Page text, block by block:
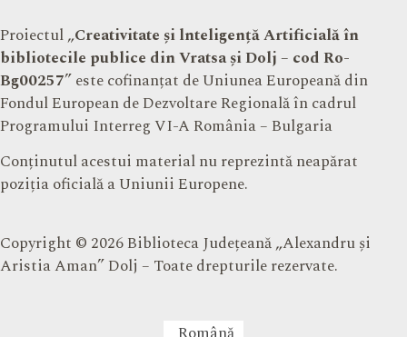
Proiectul „Creativitate și lnteligență Artificială în
bibliotecile publice din Vratsa și Dolj – cod Ro-
Bg00257” este cofinanțat de Uniunea Europeană din
Fondul European de Dezvoltare Regională în cadrul
Programului Interreg VI-A România – Bulgaria
Conținutul acestui material nu reprezintă neapărat
poziția oficială a Uniunii Europene.
Copyright © 2026 Biblioteca Județeană „Alexandru și
Aristia Aman” Dolj – Toate drepturile rezervate.